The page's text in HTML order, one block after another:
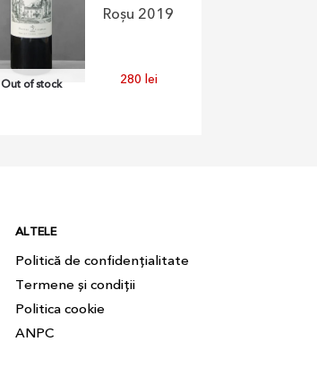
Out of stock
Roșu 2019
280 lei
ALTELE
Politică de confidențialitate
Termene și condiții
Politica cookie
ANPC